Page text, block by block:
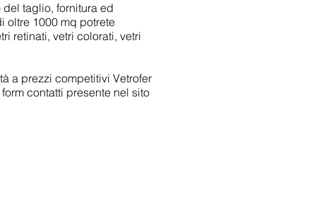
taglio, fornitura ed
oltre 1000 mq potrete
retinati, vetri colorati, vetri
a prezzi competitivi Vetrofer
contatti presente nel sito